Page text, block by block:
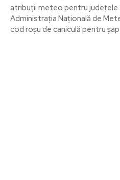
atribuții meteo pentru
Administrația Națională de
cod roșu de caniculă pentru